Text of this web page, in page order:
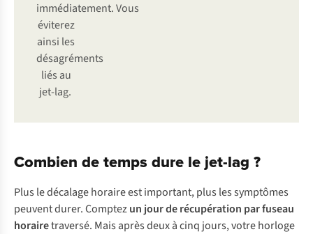
immédiatement. Vous
éviterez
ainsi les
désagréments
liés au
jet-lag.
Combien de temps dure le jet-lag ?
Plus le décalage horaire est important, plus les symptômes
peuvent durer. Comptezun jour de récupération par fuseau
horairetraversé. Mais après deux à cinq jours, votre horloge